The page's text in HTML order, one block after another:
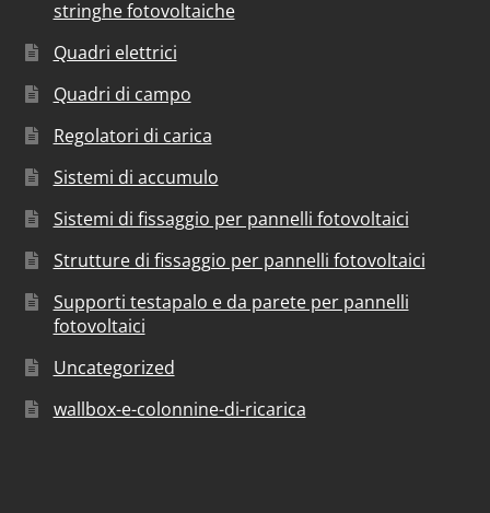
stringhe fotovoltaiche
Quadri elettrici
Quadri di campo
Regolatori di carica
Sistemi di accumulo
Sistemi di fissaggio per pannelli fotovoltaici
Strutture di fissaggio per pannelli fotovoltaici
Supporti testapalo e da parete per pannelli
fotovoltaici
Uncategorized
wallbox-e-colonnine-di-ricarica